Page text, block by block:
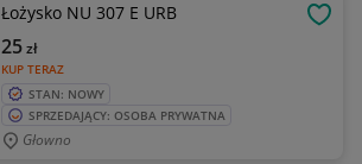
Łożysko NU 307 E URB
KUP TERAZ
25zł
STAN: NOWY
SPRZEDAJĄCY: OSOBA PRYWATNA
Głowno